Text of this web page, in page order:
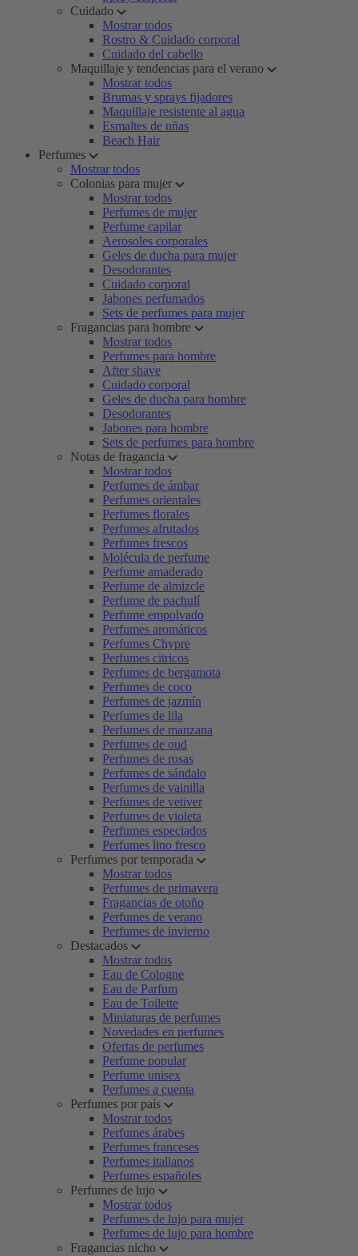
Cuidado
Mostrar todos
Rostro & Cuidado corporal
Cuidado del cabello
Maquillaje y tendencias para el verano
Mostrar todos
Brumas y sprays fijadores
Maquillaje resistente al agua
Esmaltes de uñas
Beach Hair
Perfumes
Mostrar todos
Colonias para mujer
Mostrar todos
Perfumes de mujer
Perfume capilar
Aerosoles corporales
Geles de ducha para mujer
Desodorantes
Cuidado corporal
Jabones perfumados
Sets de perfumes para mujer
Fragancias para hombre
Mostrar todos
Perfumes para hombre
After shave
Cuidado corporal
Geles de ducha para hombre
Desodorantes
Jabones para hombre
Sets de perfumes para hombre
Notas de fragancia
Mostrar todos
Perfumes de ámbar
Perfumes orientales
Perfumes florales
Perfumes afrutados
Perfumes frescos
Molécula de perfume
Perfume amaderado
Perfume de almizcle
Perfume de pachulí
Perfume empolvado
Perfumes aromáticos
Perfumes Chypre
Perfumes citricos
Perfumes de bergamota
Perfumes de coco
Perfumes de jazmín
Perfumes de lila
Perfumes de manzana
Perfumes de oud
Perfumes de rosas
Perfumes de sándalo
Perfumes de vainilla
Perfumes de vetiver
Perfumes de violeta
Perfumes especiados
Perfumes lino fresco
Perfumes por temporada
Mostrar todos
Perfumes de primavera
Fragancias de otoño
Perfumes de verano
Perfumes de invierno
Destacados
Mostrar todos
Eau de Cologne
Eau de Parfum
Eau de Toilette
Miniaturas de perfumes
Novedades en perfumes
Ofertas de perfumes
Perfume popular
Perfume unisex
Perfumes a cuenta
Perfumes por país
Mostrar todos
Perfumes árabes
Perfumes franceses
Perfumes italianos
Perfumes españoles
Perfumes de lujo
Mostrar todos
Perfumes de lujo para mujer
Perfumes de lujo para hombre
Fragancias nicho